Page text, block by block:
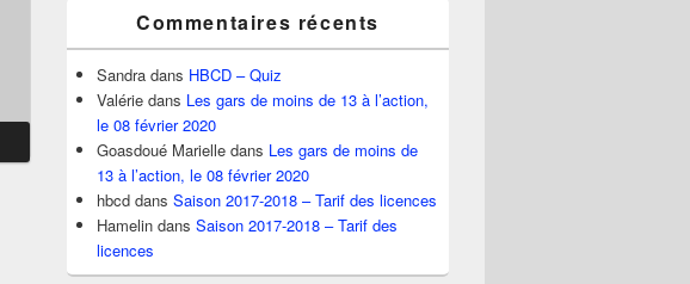
Commentaires récents
Sandra dans HBCD – Quiz
Valérie dans Les gars de moins de 13 à l’action,
le 08 février 2020
Goasdoué Marielle dans Les gars de moins de
13 à l’action, le 08 février 2020
hbcd dans Saison 2017-2018 – Tarif des licences
Hamelin dans Saison 2017-2018 – Tarif des
licences